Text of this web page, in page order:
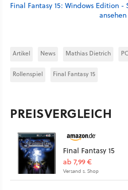
Final Fantasy 15: Windows Edition -
ansehen
Artikel News Mathias Dietrich PC
Rollenspiel Final Fantasy 15
PREISVERGLEICH
Final Fantasy 15
ab 7,99 €
Versand s. Shop